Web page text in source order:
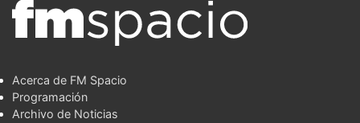
Acerca de FM Spacio
Programación
Archivo de Noticias